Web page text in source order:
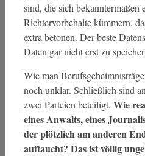
sind, die sich bekanntermaßen
Richtervorbehalte kümmern,
extra betonen. Der beste
Daten gar nicht erst zu
Wie man
noch unklar. Schließlich sind
zwei Parteien beteiligt. Wie
eines Anwalts, eines
der plötzlich am anderen
auftaucht? Das ist völlig